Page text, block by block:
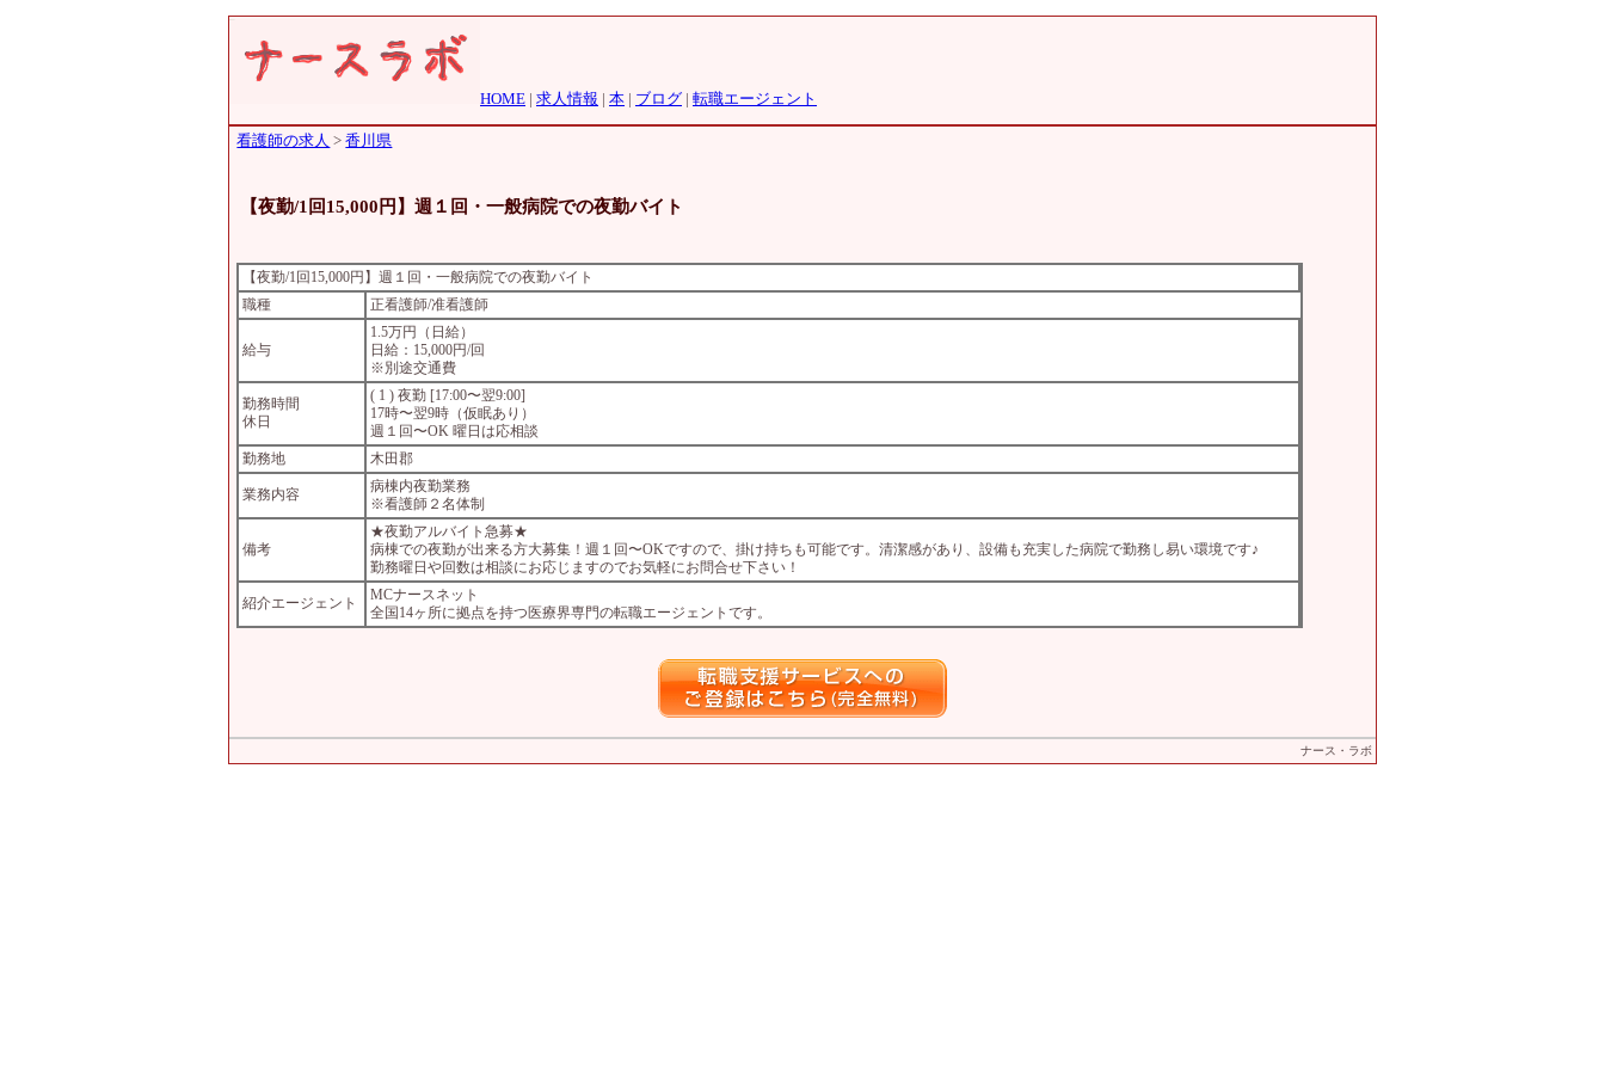
HOME | 求人情報 | 本 | ブログ | 転職エージェント
看護師の求人 >香川県
【夜勤/1回15,000円】週１回・一般病院での夜勤バイト
【夜勤/1回15,000円】週１回・一般病院での夜勤バイト
職種
正看護師/准看護師
給与
1.5万円（日給）
日給：15,000円/回
※別途交通費
勤務時間
休日
( 1 ) 夜勤 [17:00〜翌9:00]
17時〜翌9時（仮眠あり）
週１回〜OK 曜日は応相談
勤務地
木田郡
業務内容
病棟内夜勤業務
※看護師２名体制
備考
★夜勤アルバイト急募★
病棟での夜勤が出来る方大募集！週１回〜OKですので、掛け持ちも可能です。清潔感があり、設備も充実した病院で勤務し易い環境です♪
勤務曜日や回数は相談にお応じますのでお気軽にお問合せ下さい！
紹介エージェント
MCナースネット
全国14ヶ所に拠点を持つ医療界専門の転職エージェントです。
ナース・ラボ